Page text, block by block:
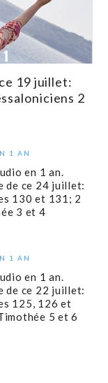
19 juillet:
2
1 AN
en 1 an.
de ce 24 juillet:
130 et 131; 2
3 et 4
1 AN
en 1 an.
de ce 22 juillet:
125, 126 et
5 et 6